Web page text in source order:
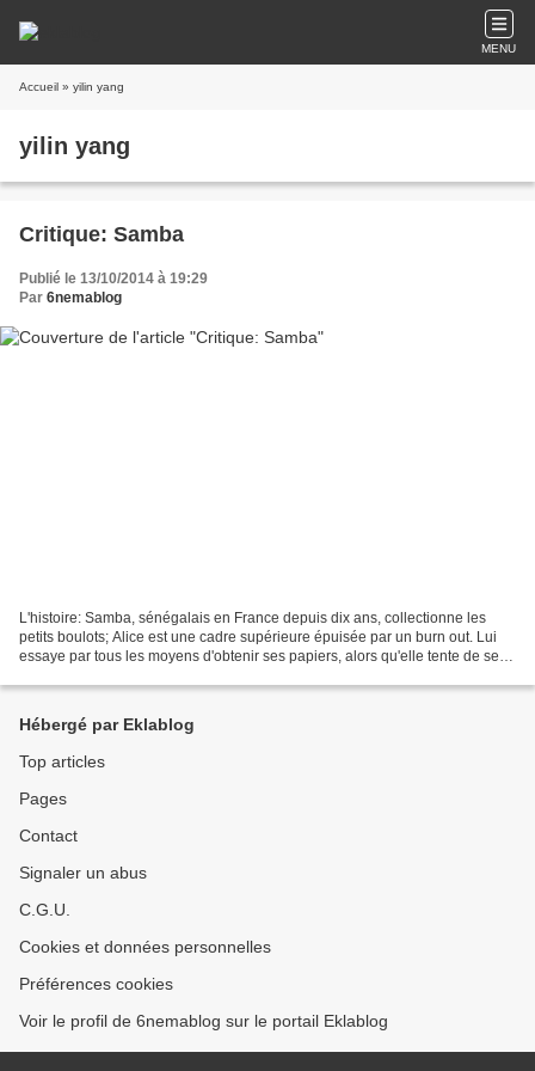
MENU
Accueil » yilin yang
yilin yang
Critique: Samba
Publié le 13/10/2014 à 19:29
Par 6nemablog
L'histoire: Samba, sénégalais en France depuis dix ans, collectionne les
petits boulots; Alice est une cadre supérieure épuisée par un burn out. Lui
essaye par tous les moyens d'obtenir ses papiers, alors qu'elle tente de se
Hébergé par Eklablog
Top articles
Pages
Contact
Signaler un abus
C.G.U.
Cookies et données personnelles
Préférences cookies
Voir le profil de 6nemablog sur le portail Eklablog